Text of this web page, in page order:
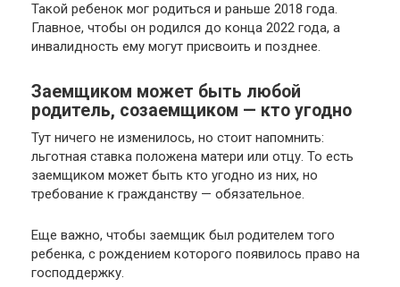
Такой ребенок мог родиться и раньше 2018 года.
Главное, чтобы он родился до конца 2022 года, а
инвалидность ему могут присвоить и позднее.
Заемщиком может быть любой
родитель, созаемщиком — кто угодно
Тут ничего не изменилось, но стоит напомнить:
льготная ставка положена матери или отцу. То есть
заемщиком может быть кто угодно из них, но
требование к гражданству — обязательное.
Еще важно, чтобы заемщик был родителем того
ребенка, с рождением которого появилось право на
господдержку.